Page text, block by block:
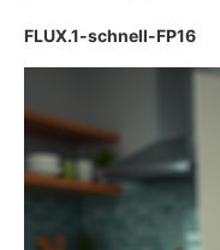
FLUX.1-schnell-FP16